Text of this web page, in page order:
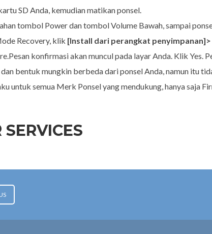
SD Anda, kemudian matikan ponsel.
tombol Power dan tombol Volume Bawah, sampai
Recovery, klik [Install dari perangkat
konfirmasi akan muncul pada layar Anda. Klik Yes.
bentuk mungkin berbeda dari ponsel Anda, namun itu
untuk semua Merk Ponsel yang mendukung, hanya saja
SERVICES